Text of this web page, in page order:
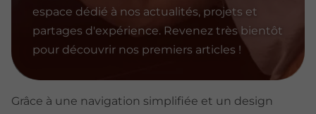
espace dédié à nos actualités, projets et
partages d'expérience. Revenez très bientôt
pour découvrir nos premiers articles !
Grâce à une navigation simplifiée et un design